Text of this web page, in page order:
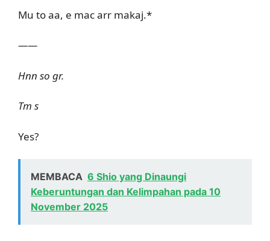
Mu to aa, e mac arr makaj.*
——
Hnn so gr.
Tm s
Yes?
MEMBACA 6 Shio yang Dinaungi
Keberuntungan dan Kelimpahan pada 10
November 2025